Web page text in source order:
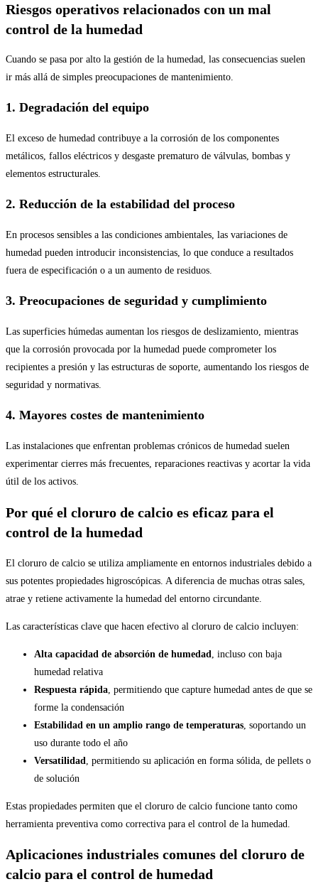
Riesgos operativos relacionados con un mal
control de la humedad
Cuando se pasa por alto la gestión de la humedad, las consecuencias suelen
ir más allá de simples preocupaciones de mantenimiento.
1. Degradación del equipo
El exceso de humedad contribuye a la corrosión de los componentes
metálicos, fallos eléctricos y desgaste prematuro de válvulas, bombas y
elementos estructurales.
2. Reducción de la estabilidad del proceso
En procesos sensibles a las condiciones ambientales, las variaciones de
humedad pueden introducir inconsistencias, lo que conduce a resultados
fuera de especificación o a un aumento de residuos.
3. Preocupaciones de seguridad y cumplimiento
Las superficies húmedas aumentan los riesgos de deslizamiento, mientras
que la corrosión provocada por la humedad puede comprometer los
recipientes a presión y las estructuras de soporte, aumentando los riesgos de
seguridad y normativas.
4. Mayores costes de mantenimiento
Las instalaciones que enfrentan problemas crónicos de humedad suelen
experimentar cierres más frecuentes, reparaciones reactivas y acortar la vida
útil de los activos.
Por qué el cloruro de calcio es eficaz para el
control de la humedad
El cloruro de calcio se utiliza ampliamente en entornos industriales debido a
sus potentes propiedades higroscópicas. A diferencia de muchas otras sales,
atrae y retiene activamente la humedad del entorno circundante.
Las características clave que hacen efectivo al cloruro de calcio incluyen:
Alta capacidad de absorción de humedad , incluso con baja
humedad relativa
Respuesta rápida , permitiendo que capture humedad antes de que se
forme la condensación
Estabilidad en un amplio rango de temperaturas , soportando un
uso durante todo el año
Versatilidad , permitiendo su aplicación en forma sólida, de pellets o
de solución
Estas propiedades permiten que el cloruro de calcio funcione tanto como
herramienta preventiva como correctiva para el control de la humedad.
Aplicaciones industriales comunes del cloruro de
calcio para el control de humedad